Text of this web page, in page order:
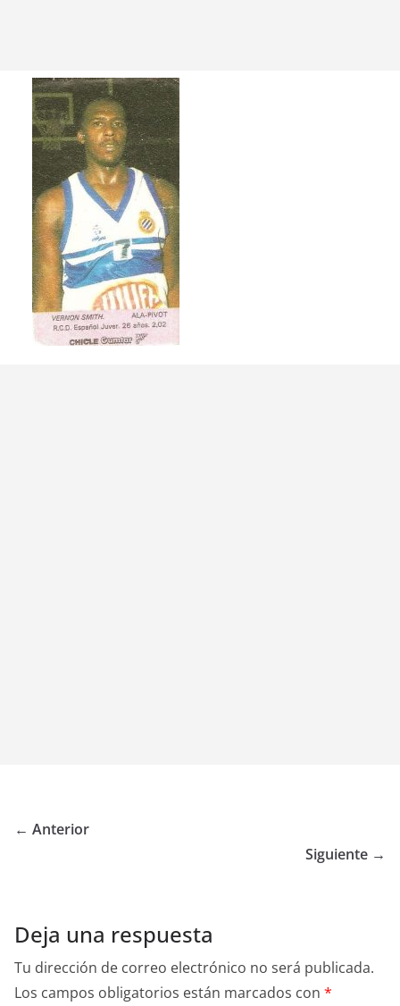
← Anterior
Siguiente →
Deja una respuesta
Tu dirección de correo electrónico no será publicada.
Los campos obligatorios están marcados con *